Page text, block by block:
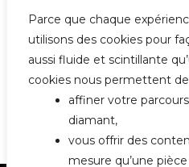
Parce que chaque
utilisons des cookies pour
aussi fluide et scintillante
cookies nous permettent de
affiner votre
diamant,
vous offrir des
mesure qu’une